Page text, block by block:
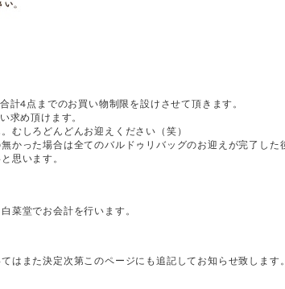
計4点までのお買い物制限を設けさせて頂きます。
求め頂けます。
むしろどんどんお迎えください（笑）
かった場合は全てのバルドゥリバッグのお迎えが完了し
思います。
菜堂でお会計を行います。
はまた決定次第このページにも追記してお知らせ致します